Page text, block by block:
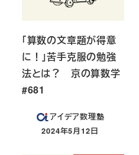
「算数の文章題が得意
に！」苦手克服の勉強
法とは？ 京の算数学
#681
アイデア数理塾
投稿日
2024年5月12日